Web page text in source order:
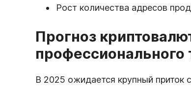
Рост количества адресов
Прогноз
профессионального
В 2025 ожидается крупный приток